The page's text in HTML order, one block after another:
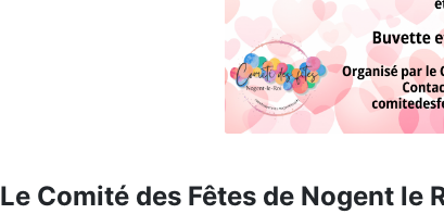
Le Comité des Fêtes de Nogent